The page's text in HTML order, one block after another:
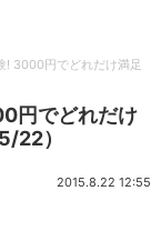
! 3000円でどれだけ満足
円でどれだけ
22）
2015.8.22 12:55